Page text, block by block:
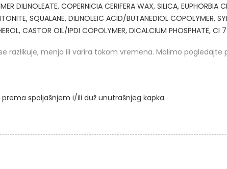
DILINOLEATE, COPERNICIA CERIFERA WAX, SILICA, EUPHORBIA
SQUALANE, DILINOLEIC ACID/BUTANEDIOL COPOLYMER,
CASTOR OIL/IPDI COPOLYMER, DICALCIUM PHOSPHATE,
razlikuje, menja ili varira tokom vremena. Molimo
spoljašnjem i/ili duž unutrašnjeg kapka.